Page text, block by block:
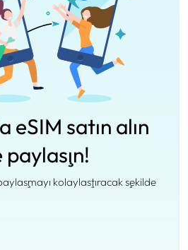
eSIM satın alın
kolaylaştıracak şekilde